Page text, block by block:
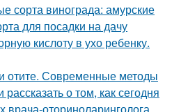
сорта винограда: амурские
для посадки на дачу
кислоту в ухо ребенку.
отите. Современные методы
о том, как сегодня